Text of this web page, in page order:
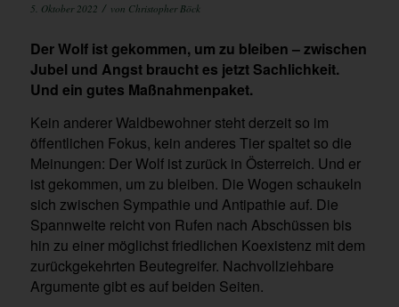
5. Oktober 2022 / von Christopher Böck
Der Wolf ist gekommen, um zu bleiben – zwischen
Jubel und Angst braucht es jetzt Sachlichkeit.
Und ein gutes Maßnahmenpaket.
Kein anderer Waldbewohner steht derzeit so im
öffentlichen Fokus, kein anderes Tier spaltet so die
Meinungen: Der Wolf ist zurück in Österreich. Und er
ist gekommen, um zu bleiben. Die Wogen schaukeln
sich zwischen Sympathie und Antipathie auf. Die
Spannweite reicht von Rufen nach Abschüssen bis
hin zu einer möglichst friedlichen Koexistenz mit dem
zurückgekehrten Beutegreifer. Nachvollziehbare
Argumente gibt es auf beiden Seiten.